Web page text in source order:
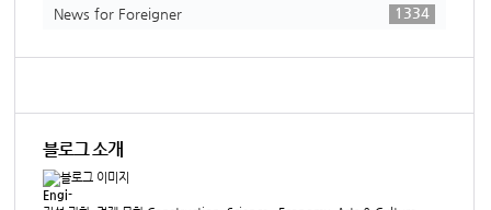
News for Foreigner
1334
블로그 소개
Engi-